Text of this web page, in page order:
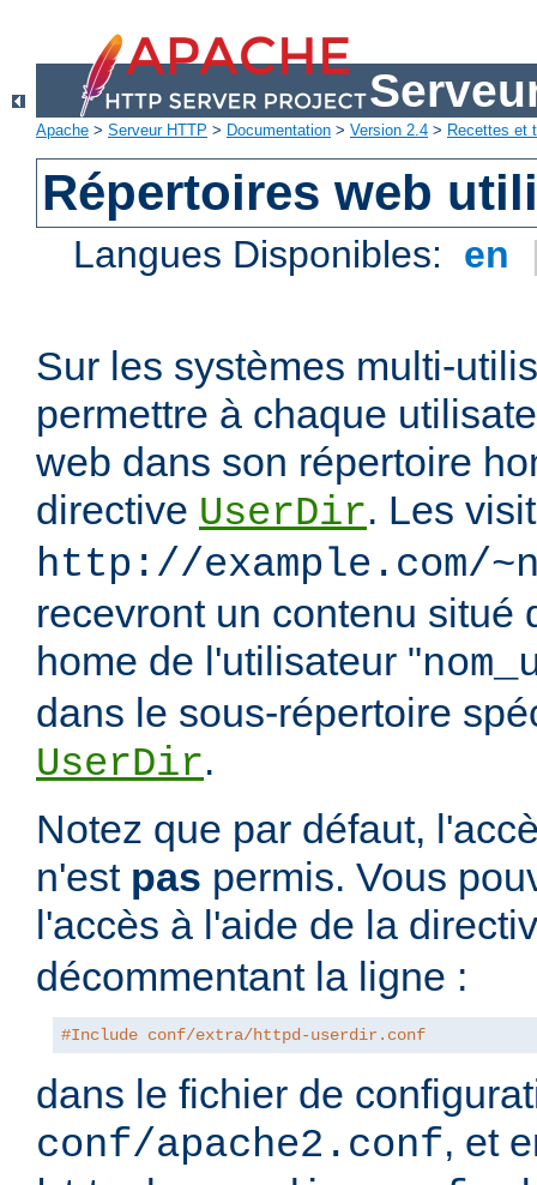
Apache > Serveur HTTP > Documentation > Version 2.4 > Recettes et
Répertoires web
Langues Disponibles: en
Sur les systèmes multi-
permettre à chaque
web dans son répertoire
directive UserDir. Les
http://example.com/
recevront un contenu situé
home de l'utilisateur "
dans le sous-répertoire
UserDir.
Notez que par défaut,
n'est pas permis. Vous
l'accès à l'aide de la
décommentant la ligne :
#Include conf/extra/httpd-userdir.conf
dans le fichier de
conf/apache2.conf, et